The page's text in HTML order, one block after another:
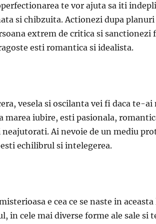
te vor ajuta sa iti
si chibzuita. Actionezi dupa
extrem de critica si sanctionezi
esti romantica si idealista.
vesela si oscilanta vei fi daca te-ai
marea iubire, esti pasionala,
Ai nevoie de un mediu
echilibrul si intelegerea.
e cea ce se naste in aceasta
in cele mai diverse forme ale sale si